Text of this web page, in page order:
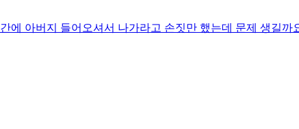
에 아버지 들어오셔서 나가라고 손짓만 했는데 문제 생길